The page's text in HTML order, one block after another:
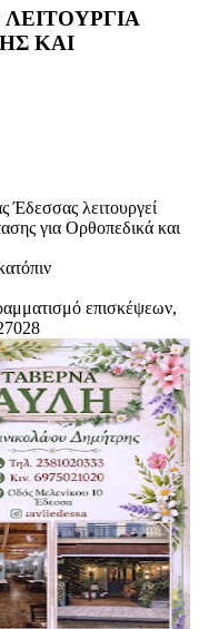
ΚΑΙ
Έδεσσας λειτουργεί
για Ορθοπεδικά και
επισκέψεων,